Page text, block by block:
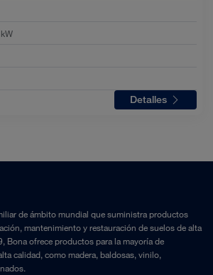
Detalles
de ámbito mundial que suministra productos
mantenimiento y restauración de suelos de alta
Bona ofrece productos para la mayoría de
calidad, como madera, baldosas, vinilo,